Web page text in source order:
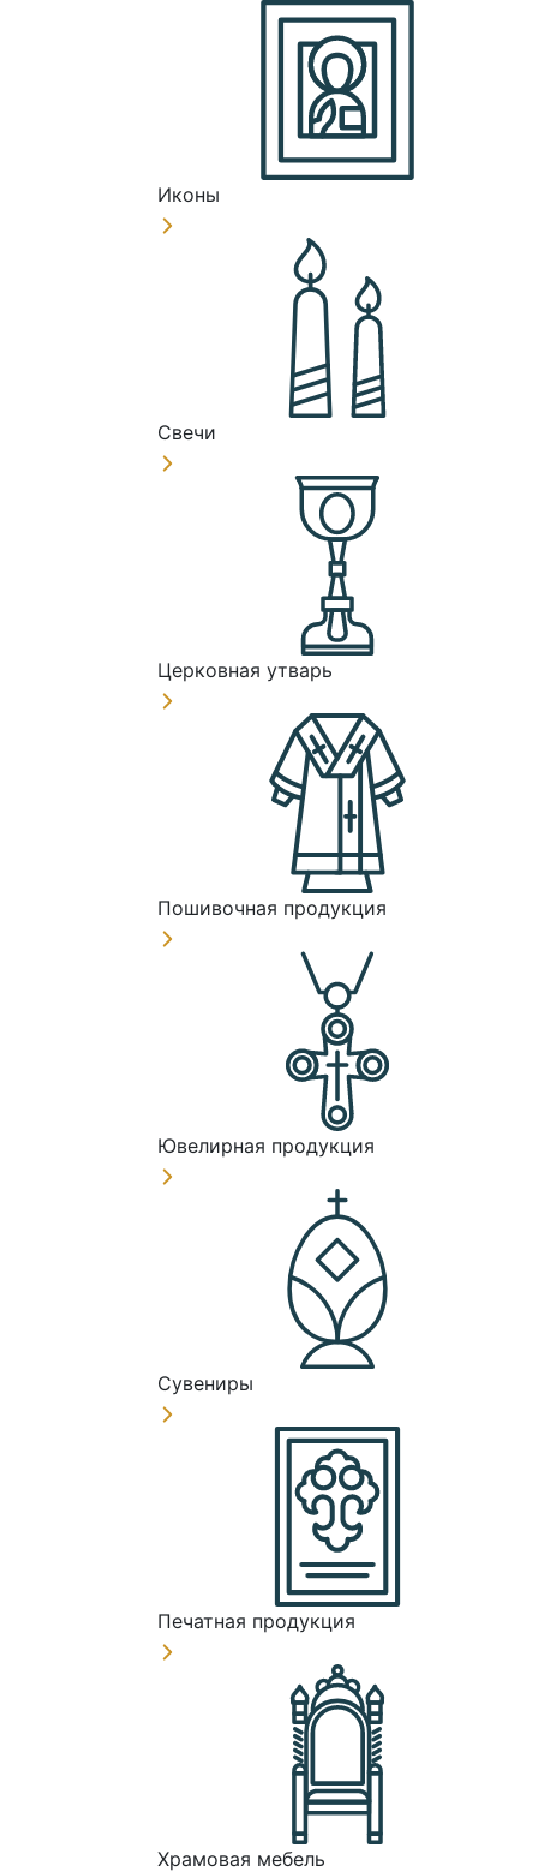
Иконы
Свечи
Церковная утварь
Пошивочная продукция
Ювелирная продукция
Сувениры
Печатная продукция
Храмовая мебель